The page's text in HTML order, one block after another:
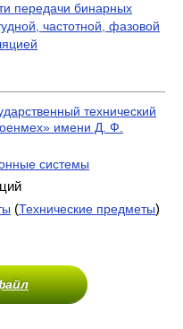
передачи бинарных
частотной, фазовой
технический
имени Д. Ф.
системы
(Технические предметы)